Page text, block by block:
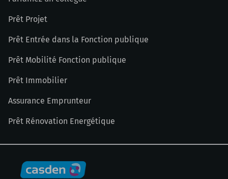
Prêt Projet
Prêt Entrée dans la Fonction publique
Prêt Mobilité Fonction publique
Prêt Immobilier
Assurance Emprunteur
Prêt Rénovation Energétique